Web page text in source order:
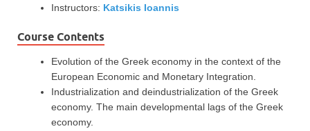
Instructors: Katsikis Ioannis
Course Contents
Evolution of the Greek economy in the context of the
European Economic and Monetary Integration.
Industrialization and deindustrialization of the Greek
economy. The main developmental lags of the Greek
economy.